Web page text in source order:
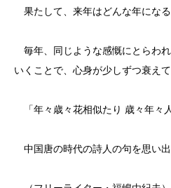
果たして、来年はどんな年になる
毎年、同じような感慨にとらわ
いくことで、心身が少しずつ衰え
「年々歳々花相似たり 歳々年々
中国唐の時代の詩人の句を思い出